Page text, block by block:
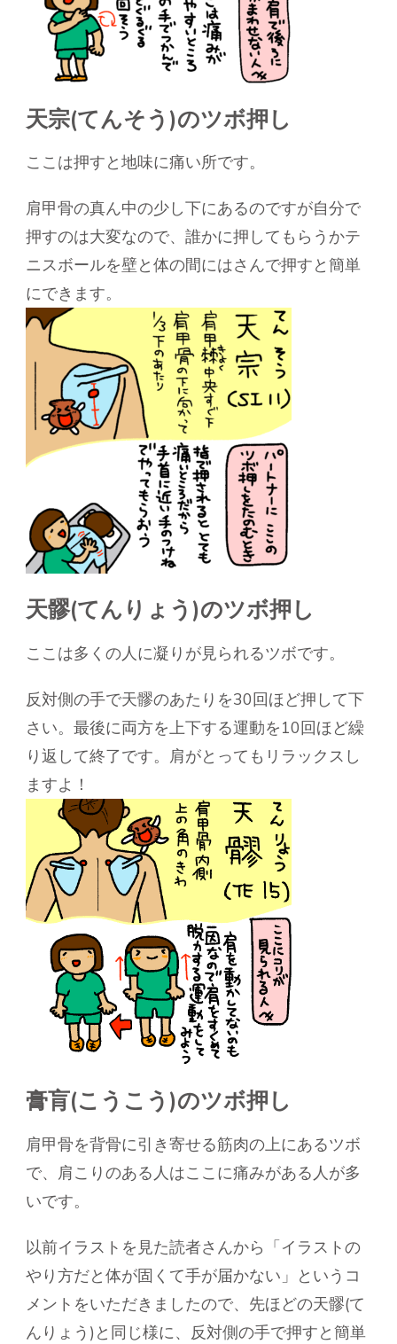
天宗(てんそう)のツボ押し
ここは押すと地味に痛い所です。
肩甲骨の真ん中の少し下にあるのですが自分で
押すのは大変なので、誰かに押してもらうかテ
ニスボールを壁と体の間にはさんで押すと簡単
にできます。
天髎(てんりょう)のツボ押し
ここは多くの人に凝りが見られるツボです。
反対側の手で天髎のあたりを30回ほど押して下
さい。最後に両方を上下する運動を10回ほど繰
り返して終了です。肩がとってもリラックスし
ますよ！
膏肓(こうこう)のツボ押し
肩甲骨を背骨に引き寄せる筋肉の上にあるツボ
で、肩こりのある人はここに痛みがある人が多
いです。
以前イラストを見た読者さんから「イラストの
やり方だと体が固くて手が届かない」というコ
メントをいただきましたので、先ほどの天髎(て
んりょう)と同じ様に、反対側の手で押すと簡単